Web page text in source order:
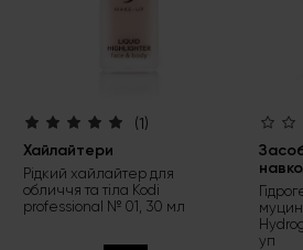
(1)
Хайлайтери
Рідкий хайлайтер для
обличчя та тіла Kodi
professional № 01, 30 мл
уп